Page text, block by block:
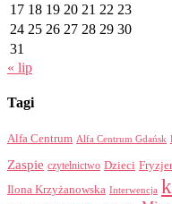
17 18 19 20 21 22 23
24 25 26 27 28 29 30
31
« lip
Tagi
Alfa Centrum Alfa Centrum Gdańsk
Zaspie czytelnictwo Dzieci Fryzjer
Ilona Krzyżanowska Interwencja